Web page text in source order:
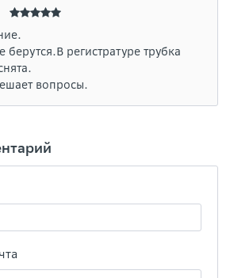
регистратуре трубка
вопросы.